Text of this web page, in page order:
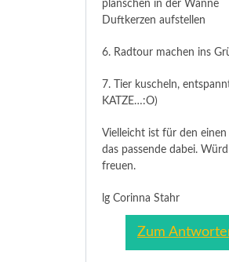
planschen in der Wanne
Duftkerzen aufstellen
6. Radtour machen ins
7. Tier kuscheln,
KATZE…:O)
Vielleicht ist für den
das passende dabei.
freuen.
lg Corinna Stahr
Zum